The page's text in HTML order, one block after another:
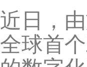
近日，
全球首